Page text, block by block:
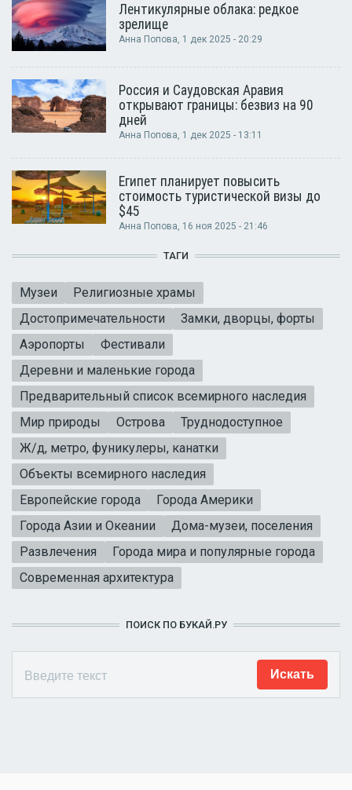
Лентикулярные облака: редкое
зрелище
Анна Попова, 1 дек 2025 - 20:29
Россия и Саудовская Аравия
открывают границы: безвиз на 90
дней
Анна Попова, 1 дек 2025 - 13:11
Египет планирует повысить
стоимость туристической визы до
$45
Анна Попова, 16 ноя 2025 - 21:46
ТАГИ
Музеи
Религиозные храмы
Достопримечательности
Замки, дворцы, форты
Аэропорты
Фестивали
Деревни и маленькие города
Предварительный список всемирного наследия
Мир природы
Острова
Труднодоступное
Ж/д, метро, фуникулеры, канатки
Объекты всемирного наследия
Европейские города
Города Америки
Города Азии и Океании
Дома-музеи, поселения
Развлечения
Города мира и популярные города
Современная архитектура
ПОИСК ПО БУКАЙ.РУ